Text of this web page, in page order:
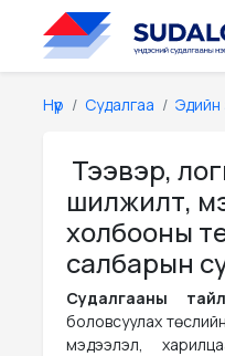
Нүүр Судалгаа Эдийн
Тээвэр,
шилжилт,
холбооны
салбарын
Судалгааны
боловсуулах
мэдээлэл,